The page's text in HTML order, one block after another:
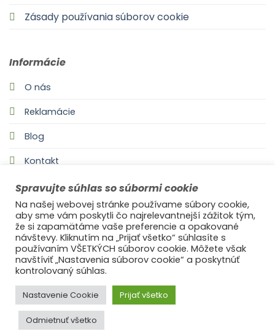
Zásady používania súborov cookie
Informácie
O nás
Reklamácie
Blog
Kontakt
©2021Ufonaut - Webcreation
© 2025
Spravujte súhlas so súbormi cookie
Na našej webovej stránke používame súbory cookie,
aby sme vám poskytli čo najrelevantnejší zážitok tým,
že si zapamätáme vaše preferencie a opakované
návštevy. Kliknutím na „Prijať všetko“ súhlasíte s
používaním VŠETKÝCH súborov cookie. Môžete však
navštíviť „Nastavenia súborov cookie“ a poskytnúť
kontrolovaný súhlas.
Nastavenie Cookie Prijať všetko
Odmietnuť všetko